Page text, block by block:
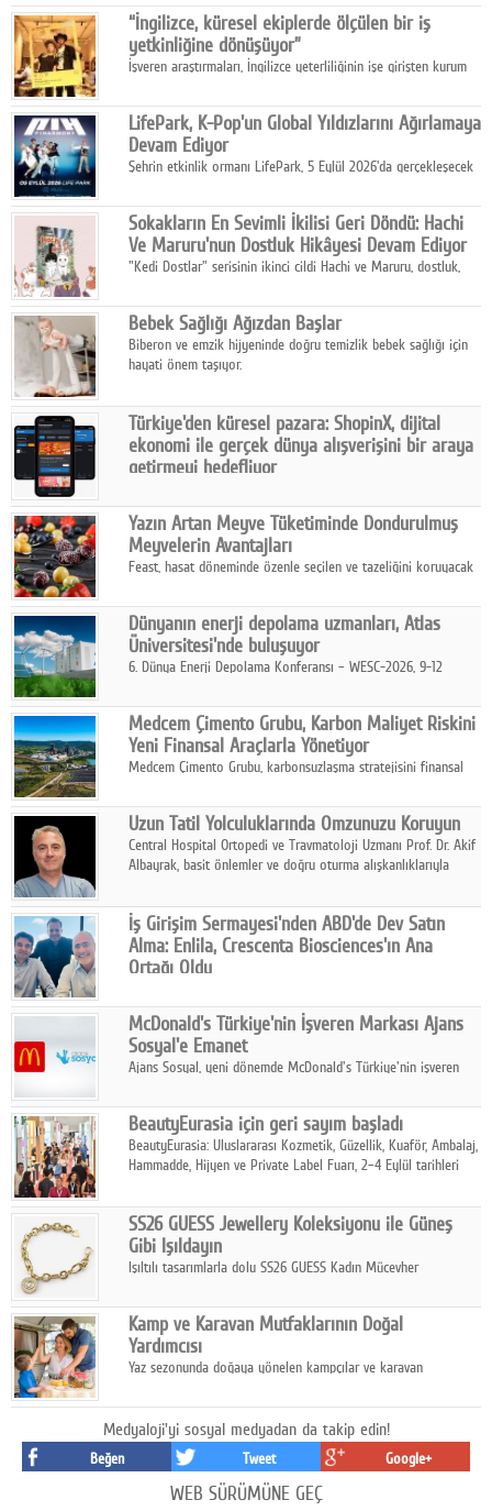
yaz etkinlikleri kapsamında uluslararası yıldızları ağırlamaya
devam ediyor
“İngilizce, küresel ekiplerde ölçülen bir iş
yetkinliğine dönüşüyor”
İşveren araştırmaları, İngilizce yeterliliğinin işe girişten kurum
gösteriyor.
LifePark, K-Pop'un Global Yıldızlarını Ağırlamaya
Devam Ediyor
Şehrin etkinlik ormanı LifePark, 5 Eylül 2026'da gerçekleşecek
haritasında önemli bir destinasyon haline getirmeye
hazırlanıyor.
Sokakların En Sevimli İkilisi Geri Döndü: Hachi
Ve Maruru'nun Dostluk Hikâyesi Devam Ediyor
"Kedi Dostlar" serisinin ikinci cildi Hachi ve Maruru, dostluk,
mevsiminin zorlu koşulları eşliğinde anlatıyor.
Bebek Sağlığı Ağızdan Başlar
Biberon ve emzik hijyeninde doğru temizlik bebek sağlığı için
hayati önem taşıyor.
Türkiye'den küresel pazara: ShopinX, dijital
ekonomi ile gerçek dünya alışverişini bir araya
getirmeyi hedefliyor
ekonomi ile gerçek dünya alışveriş deneyimi arasında köprü
kurmayı hedefleyen vizyonuyla uluslararası pazarlara açılıyor.
Yazın Artan Meyve Tüketiminde Dondurulmuş
Meyvelerin Avantajları
Feast, hasat döneminde özenle seçilen ve tazeliğini koruyacak
pratik, güvenilir ve lezzetli bir alternatif sunuyor.
Dünyanın enerji depolama uzmanları, Atlas
Üniversitesi'nde buluşuyor
6. Dünya Enerji Depolama Konferansı – WESC-2026, 9-12
sahipliğinde gerçekleştirilecek.
Medcem Çimento Grubu, Karbon Maliyet Riskini
Yeni Finansal Araçlarla Yönetiyor
Medcem Çimento Grubu, karbonsuzlaşma stratejisini finansal
Uzun Tatil Yolculuklarında Omzunuzu Koruyun
Central Hospital Ortopedi ve Travmatoloji Uzmanı Prof. Dr. Akif
Albayrak, basit önlemler ve doğru oturma alışkanlıklarıyla
İş Girişim Sermayesi'nden ABD'de Dev Satın
Alma: Enlila, Crescenta Biosciences'ın Ana
Ortağı Oldu
stratejisini uluslararası ölçeğe taşıyan satın alma hamlesini
tamamladı.
McDonald's Türkiye'nin İşveren Markası Ajans
Sosyal'e Emanet
Ajans Sosyal, yeni dönemde McDonald's Türkiye'nin işveren
BeautyEurasia için geri sayım başladı
BeautyEurasia: Uluslararası Kozmetik, Güzellik, Kuaför, Ambalaj,
Hammadde, Hijyen ve Private Label Fuarı, 2–4 Eylül tarihleri
SS26 GUESS Jewellery Koleksiyonu ile Güneş
Gibi Işıldayın
Işıltılı tasarımlarla dolu SS26 GUESS Kadın Mücevher
dokunuşunu taşıyor.
Kamp ve Karavan Mutfaklarının Doğal
Yardımcısı
Yaz sezonunda doğaya yönelen kampçılar ve karavan
temizlik sağlayan, çevreye duyarlı bitkisel içerikli ürünleri tercih
ediyor.
Medyaloji'yi sosyal medyadan da takip edin!
Beğen Tweet Google+
WEB SÜRÜMÜNE GEÇ